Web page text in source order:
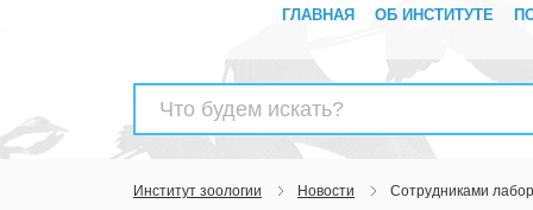
ГЛАВНАЯ ОБ ИНСТИТУТЕ
Найти:
Институт зоологии Новости Сотрудниками